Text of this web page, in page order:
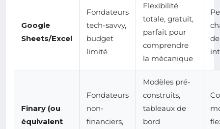
Google
Sheets/Excel
Fondateurs
tech-savvy,
budget
limité
Flexibilité
totale, gratuit,
parfait pour
comprendre
la mécanique
Finary (ou
équivalent
Fondateurs
non-
financiers,
Modèles pré-
construits,
tableaux de
bord